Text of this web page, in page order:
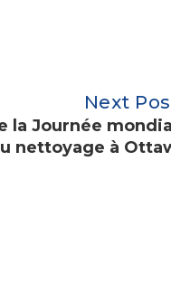
Next
la Journée
nettoyage à